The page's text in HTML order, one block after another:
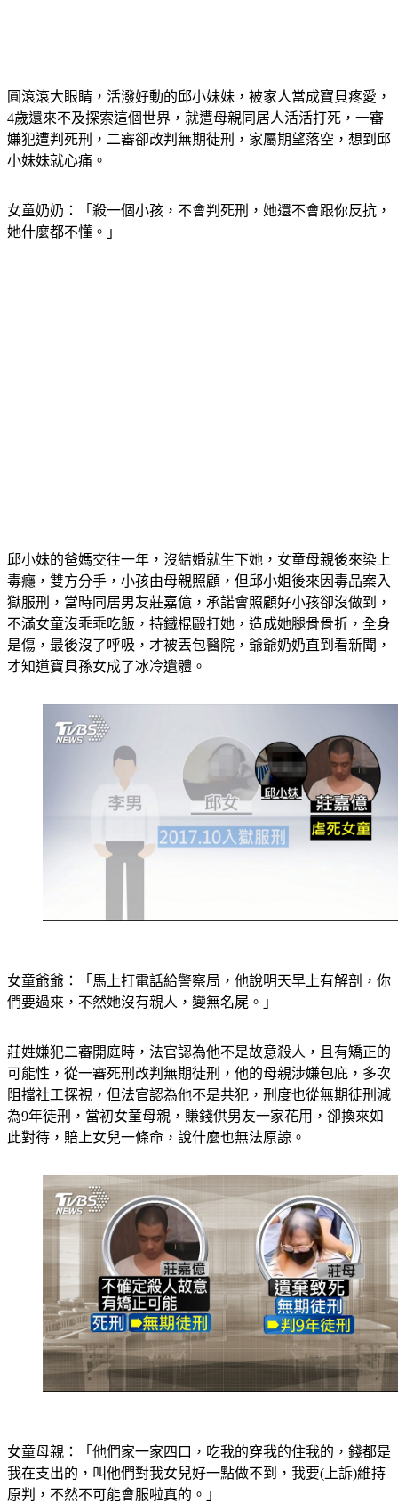
圓滾滾大眼睛，活潑好動的邱小妹妹，被家人當成寶貝疼愛，
4歲還來不及探索這個世界，就遭母親同居人活活打死，一審
嫌犯遭判死刑，二審卻改判無期徒刑，家屬期望落空，想到邱
小妹妹就心痛。
女童奶奶：「殺一個小孩，不會判死刑，她還不會跟你反抗，
她什麼都不懂。」
邱小妹的爸媽交往一年，沒結婚就生下她，女童母親後來染上
毒癮，雙方分手，小孩由母親照顧，但邱小姐後來因毒品案入
獄服刑，當時同居男友莊嘉億，承諾會照顧好小孩卻沒做到，
不滿女童沒乖乖吃飯，持鐵棍毆打她，造成她腿骨骨折，全身
是傷，最後沒了呼吸，才被丟包醫院，爺爺奶奶直到看新聞，
才知道寶貝孫女成了冰冷遺體。
女童爺爺：「馬上打電話給警察局，他說明天早上有解剖，你
們要過來，不然她沒有親人，變無名屍。」
莊姓嫌犯二審開庭時，法官認為他不是故意殺人，且有矯正的
可能性，從一審死刑改判無期徒刑，他的母親涉嫌包庇，多次
阻擋社工探視，但法官認為他不是共犯，刑度也從無期徒刑減
為9年徒刑，當初女童母親，賺錢供男友一家花用，卻換來如
此對待，賠上女兒一條命，說什麼也無法原諒。
女童母親：「他們家一家四口，吃我的穿我的住我的，錢都是
我在支出的，叫他們對我女兒好一點做不到，我要(上訴)維持
原判，不然不可能會服啦真的。」